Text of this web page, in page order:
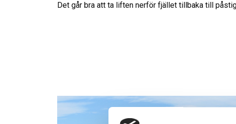
Det går bra att ta liften nerför fjället tillbaka till